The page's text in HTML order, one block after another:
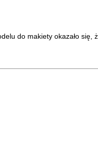
do makiety okazało